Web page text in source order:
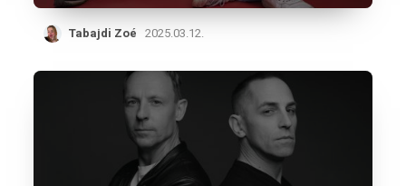
Tabajdi Zoé 2025.03.12.